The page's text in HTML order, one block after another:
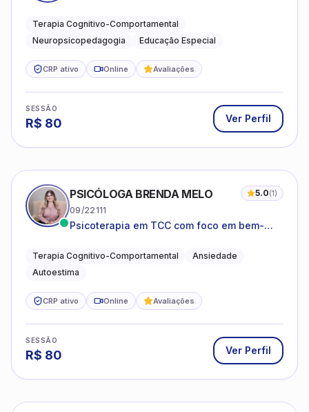
do neurodesenvolvimento.
Terapia Cognitivo-Comportamental
Neuropsicopedagogia
Educação Especial
CRP ativo Online Avaliações
SESSÃO
R$ 80 Ver Perfil
PSICÓLOGA BRENDA MELO 5.0(1)
09/22111
Psicoterapia em TCC com foco em bem-
o cotidiano
Terapia Cognitivo-Comportamental
Ansiedade
Autoestima
CRP ativo Online Avaliações
SESSÃO
R$ 80 Ver Perfil